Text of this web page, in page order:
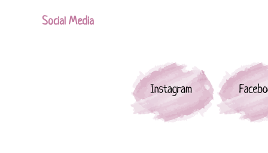
Social Media